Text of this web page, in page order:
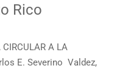
Rico
A LA
E. Severino Valdez,